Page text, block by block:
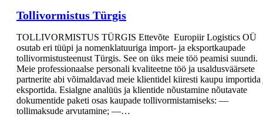
Tollivormistus Türgis
TOLLIVORMISTUS TÜRGIS Ettevõte Europiir Logistics OÜ
osutab eri tüüpi ja nomenklatuuriga import- ja eksportkaupade
tollivormistusteenust Türgis. See on üks meie töö peamisi suundi.
Meie professionaalse personali kvaliteetne töö ja usaldusväärsete
partnerite abi võimaldavad meie klientidel kiiresti kaupu importida
eksportida. Esialgne analüüs ja klientide nõustamine nõutavate
dokumentide paketi osas kaupade tollivormistamiseks: —
tollimaksude arvutamine; —…